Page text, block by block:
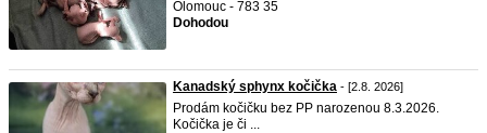
Olomouc - 783 35
Dohodou
Kanadský sphynx kočička - [2.8. 2026]
Prodám kočičku bez PP narozenou 8.3.2026.
Kočička je či ...